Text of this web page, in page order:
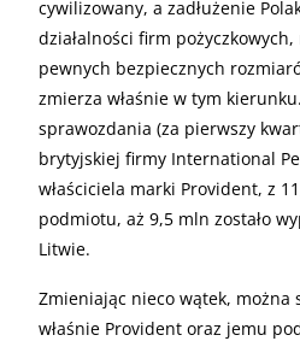
cywilizowany, a zadłużenie
działalności firm
pewnych bezpiecznych
zmierza właśnie w tym
sprawozdania (za pierwszy
brytyjskiej firmy International
właściciela marki Provident, z
podmiotu, aż 9,5 mln zostało
Litwie.
Zmieniając nieco wątek, można
właśnie Provident oraz jemu